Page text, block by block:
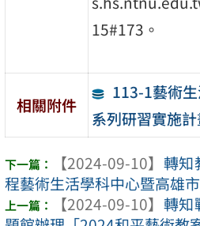
15#173。
相關附件
113-1藝術
系列研習實施
【2024-09-10】 轉知
程藝術生活學科中心暨高雄
【2024-09-10】 轉知